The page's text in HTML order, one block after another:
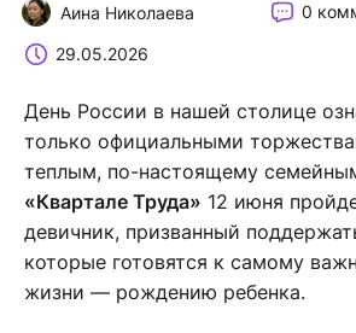
Аина Николаева 0
29.05.2026
День России в нашей столице
только официальными
теплым, по-настоящему
«Квартале Труда» 12 июня
девичник, призванный
которые готовятся к самому
жизни — рождению ребенка.